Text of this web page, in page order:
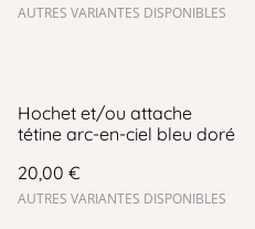
AUTRES VARIANTES DISPONIBLES
Hochet et/ou attache
tétine arc-en-ciel bleu doré
20,00 €
AUTRES VARIANTES DISPONIBLES